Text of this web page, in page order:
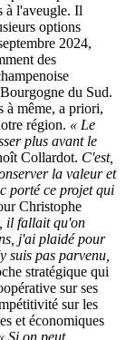
à l'aveugle. Il
options
2024,
des
du Sud.
à même, a priori,
région. « Le
plus avant le
Collardot. C'est,
la valeur et
porté ce projet qui
Christophe
il fallait qu'on
j'ai plaidé pour
suis pas parvenu,
stratégique qui
sur ses
sur les
et économiques